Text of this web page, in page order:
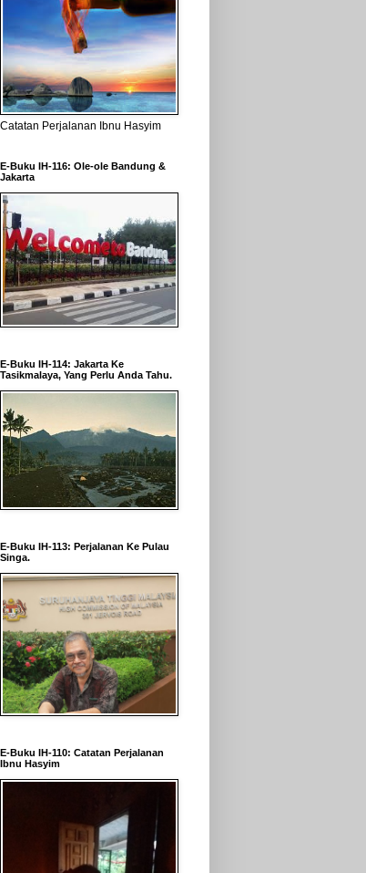
Catatan Perjalanan Ibnu Hasyim
E-Buku IH-116: Ole-ole Bandung &
Jakarta
E-Buku IH-114: Jakarta Ke
Tasikmalaya, Yang Perlu Anda Tahu.
E-Buku IH-113: Perjalanan Ke Pulau
Singa.
E-Buku IH-110: Catatan Perjalanan
Ibnu Hasyim